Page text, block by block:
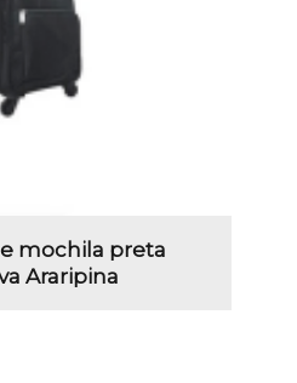
mochila preta
Araripina